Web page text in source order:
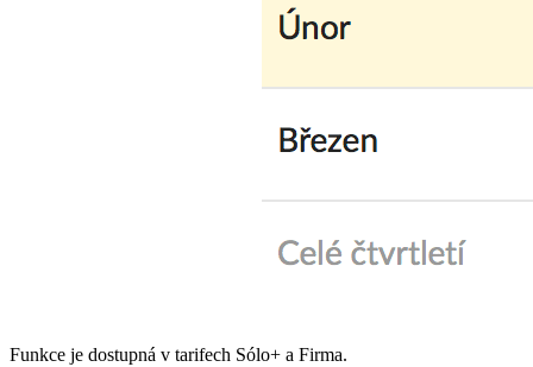
Funkce je dostupná v tarifech Sólo+ a Firma.